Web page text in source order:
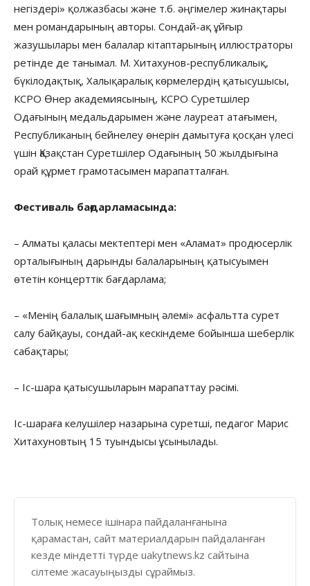
негіздері» қолжазбасы және т.б. әңгімелер жинақтары
мен романдарының авторы. Сондай-ақ ұйғыр
жазушылары мен балалар кітаптарының иллюстраторы
ретінде де танымал. М. Хитахунов-республикалық,
бүкілодақтық, Халықаралық көрмелердің қатысушысы,
КСРО Өнер академиясының, КСРО Суретшілер
Одағының медальдарымен және лауреат атағымен,
Республиканың бейнелеу өнерін дамытуға қосқан үлесі
үшін Қазақстан Суретшілер Одағының 50 жылдығына
орай құрмет грамотасымен марапатталған.
Фестиваль бағдарламасында:
– Алматы қаласы мектептері мен «Аламат» продюсерлік
орталығының дарынды балаларының қатысуымен
өтетін концерттік бағдарлама;
– «Менің балалық шағымның әлемі» асфальтта сурет
салу байқауы, сондай-ақ кескіндеме бойынша шеберлік
сабақтары;
– Іс-шара қатысушыларын марапаттау рәсімі.
Іс-шараға келушілер назарына суретші, педагог Марис
Хитахуновтың 15 туындысы ұсынылады.
Толық немесе ішінара пайдаланғанына
қарамастан, сайт материалдарын пайдаланған
кезде міндетті түрде uakytnews.kz сайтына
сілтеме жасауыңызды сұраймыз.